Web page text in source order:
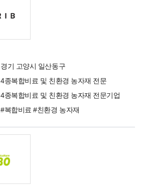
경기 고양시 일산동구
4종복합비료 및 친환경 농자재 전문
4종복합비료 및 친환경 농자재 전문기업
#복합비료 #친환경 농자재